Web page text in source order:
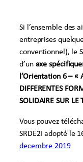
Si l’ensemble des
entreprises
conventionnel), le
d’un axe
l’Orientation 6 – «
DIFFERENTES
SOLIDAIRE SUR LE
Vous pouvez
SRDE2I adopté le
decembre 2019